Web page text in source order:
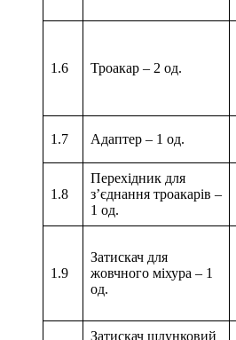
1.6 Троакар – 2 од.
1.7 Адаптер – 1 од.
1.8
Перехідник для
з’єднання троакарів –
1 од.
1.9
Затискач для
жовчного міхура – 1
од.
Затискач шлунковий